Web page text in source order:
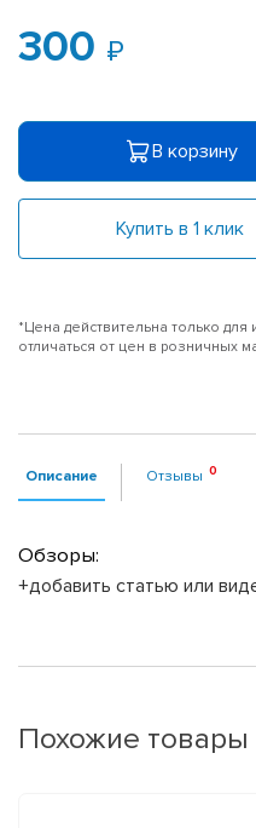
300
В корзину
Купить в 1 клик
*Цена действительна только
отличаться от цен в розничных
Описание Отзывы
Обзоры:
+добавить статью или
Похожие товары